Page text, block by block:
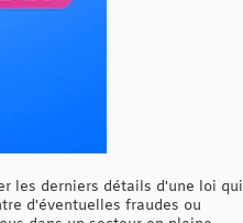
les derniers détails d'une loi qui
d'éventuelles fraudes ou